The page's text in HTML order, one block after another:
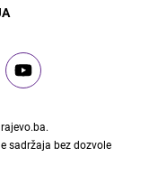
.
sadržaja bez dozvole